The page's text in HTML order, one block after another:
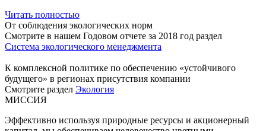
Читать полностью
От соблюдения экологических норм
Смотрите в нашем Годовом отчете за 2018 год раздел
Система экологического менеджмента
К комплексной политике по обеспечению «устойчивого
будущего» в регионах присутствия компании
Смотрите раздел Экология
МИССИЯ
Эффективно используя природные ресурсы и акционерный